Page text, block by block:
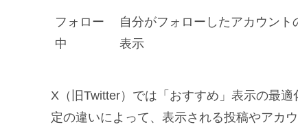
フォロー
中
自分がフォローしたアカウント
表示
X（旧Twitter）では「おすすめ」表示の最
定の違いによって、表示される投稿やアカ